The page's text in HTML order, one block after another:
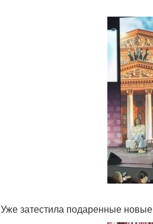
Уже затестила подаренные